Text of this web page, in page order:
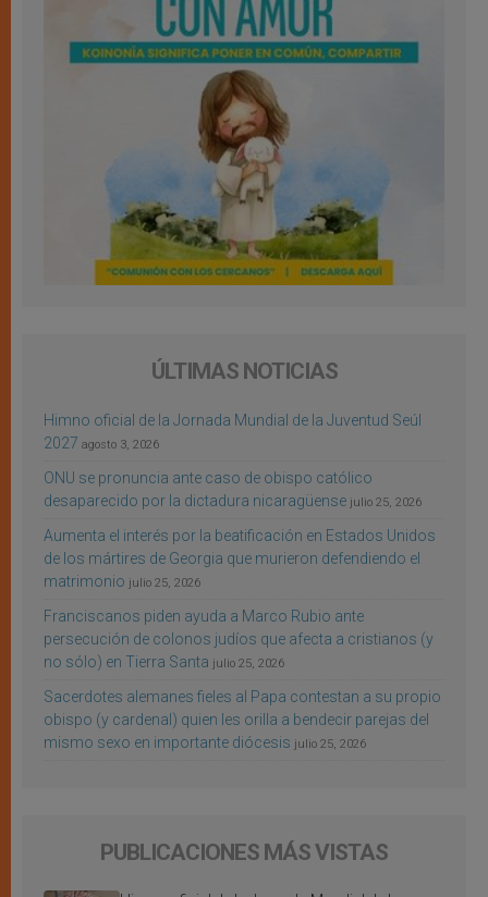
ÚLTIMAS NOTICIAS
Himno oficial de la Jornada Mundial de la Juventud Seúl
2027 agosto 3, 2026
ONU se pronuncia ante caso de obispo católico
desaparecido por la dictadura nicaragüense julio 25, 2026
Aumenta el interés por la beatificación en Estados Unidos
de los mártires de Georgia que murieron defendiendo el
matrimonio julio 25, 2026
Franciscanos piden ayuda a Marco Rubio ante
persecución de colonos judíos que afecta a cristianos (y
no sólo) en Tierra Santa julio 25, 2026
Sacerdotes alemanes fieles al Papa contestan a su propio
obispo (y cardenal) quien les orilla a bendecir parejas del
mismo sexo en importante diócesis julio 25, 2026
PUBLICACIONES MÁS VISTAS